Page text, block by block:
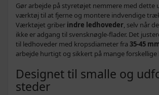
Gør arbejde på styretøjet nemmere med dette
værktøj til at fjerne og montere indvendige
Værktøjet griber indre ledhoveder, selv når
ikke er adgang til svensknøgle-flader. Det
til ledhoveder med kropsdiameter fra 35-45
arbejde hurtigt og sikkert på mange forskellige
Designet til smalle og
steder